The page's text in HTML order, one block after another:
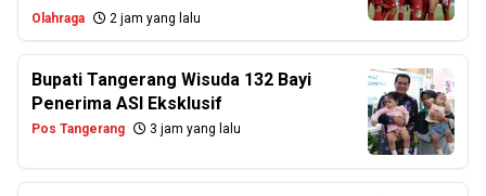
Olahraga 2 jam yang lalu
Bupati Tangerang Wisuda 132 Bayi
Penerima ASI Eksklusif
Pos Tangerang 3 jam yang lalu